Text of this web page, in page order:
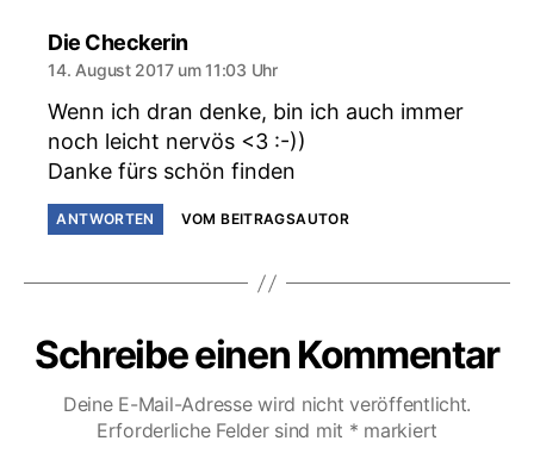
Die Checkerinsagt:
14. August 2017 um 11:03 Uhr
Wenn ich dran denke, bin ich auch immer
noch leicht nervös <3 :-))
Danke fürs schön finden
ANTWORTEN VOM BEITRAGSAUTOR
Schreibe einen Kommentar
Deine E-Mail-Adresse wird nicht veröffentlicht.
Erforderliche Felder sind mit * markiert